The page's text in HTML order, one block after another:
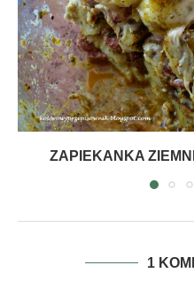
ZAPIEKANKA
1